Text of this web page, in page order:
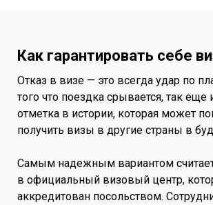
Как гарантировать себе
Отказ в визе — это всегда удар по
того что поездка срывается, так еще
отметка в истории, которая может
получить визы в другие страны в
Самым надежным вариантом
в официальный визовый центр,
аккредитован посольством.